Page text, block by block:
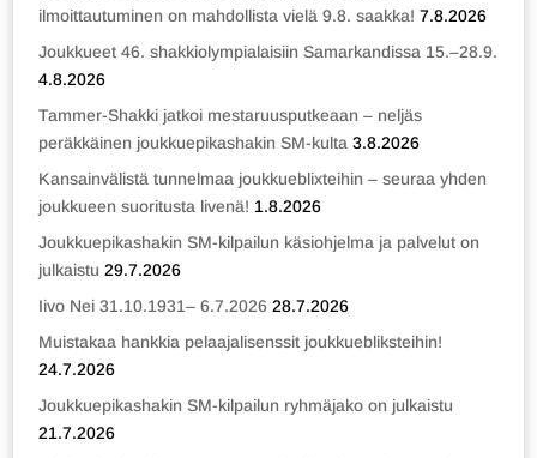
ilmoittautuminen on mahdollista vielä 9.8. saakka! 7.8.2026
Joukkueet 46. shakkiolympialaisiin Samarkandissa 15.–28.9.
4.8.2026
Tammer-Shakki jatkoi mestaruusputkeaan – neljäs
peräkkäinen joukkuepikashakin SM-kulta 3.8.2026
Kansainvälistä tunnelmaa joukkueblixteihin – seuraa yhden
joukkueen suoritusta livenä! 1.8.2026
Joukkuepikashakin SM-kilpailun käsiohjelma ja palvelut on
julkaistu 29.7.2026
Iivo Nei 31.10.1931– 6.7.2026 28.7.2026
Muistakaa hankkia pelaajalisenssit joukkuebliksteihin!
24.7.2026
Joukkuepikashakin SM-kilpailun ryhmäjako on julkaistu
21.7.2026